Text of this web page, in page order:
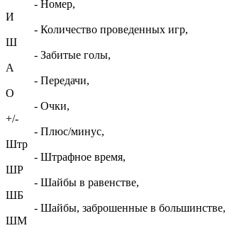
- Номер,
И
- Количество проведенных игр,
Ш
- Забитые голы,
А
- Передачи,
О
- Очки,
+/-
- Плюс/минус,
Штр
- Штрафное время,
ШР
- Шайбы в равенстве,
ШБ
- Шайбы, заброшенные в большинстве,
ШМ